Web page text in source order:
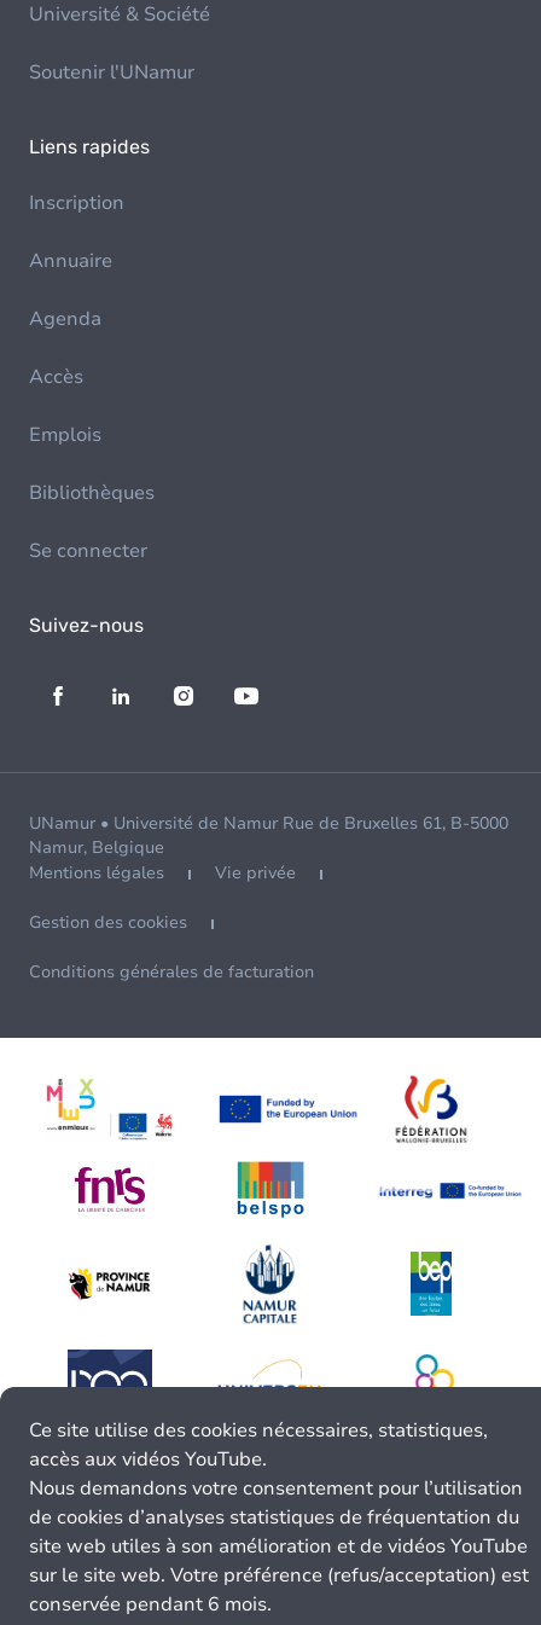
Université & Société
Soutenir l'UNamur
Liens rapides
Inscription
Annuaire
Agenda
Accès
Emplois
Bibliothèques
Se connecter
Suivez-nous
UNamur • Université de Namur Rue de Bruxelles 61, B-5000
Namur, Belgique
Mentions légales
Vie privée
Gestion des cookies
Conditions générales de facturation
Ce site utilise des cookies nécessaires, statistiques,
accès aux vidéos YouTube.
Nous demandons votre consentement pour l’utilisation
de cookies d’analyses statistiques de fréquentation du
site web utiles à son amélioration et de vidéos YouTube
sur le site web. Votre préférence (refus/acceptation) est
conservée pendant 6 mois.